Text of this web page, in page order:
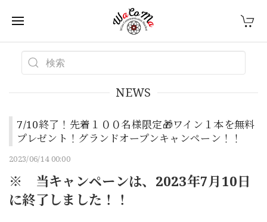
NEWS
7/10終了！先着１００名様限定🎁ワイン１本を無料
プレゼント！グランドオープンキャンペーン！！
2023/06/14 00:00
※ 当キャンペーンは、2023年7月10日
に終了しました！！